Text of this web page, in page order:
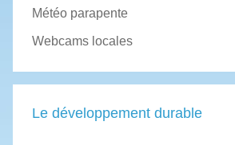
Météo parapente
Webcams locales
Le développement durable